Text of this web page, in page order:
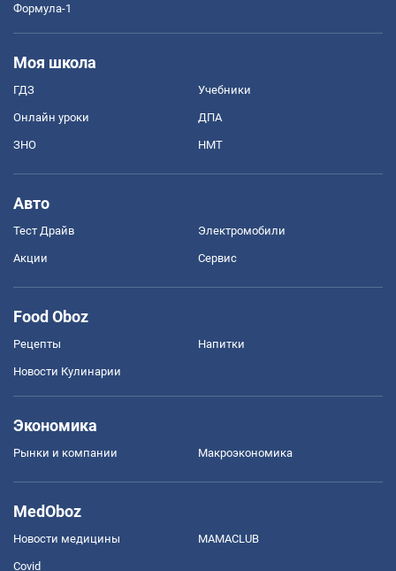
Формула-1
Моя школа
ГДЗ Учебники
Онлайн уроки ДПА
ЗНО НМТ
Авто
Тест Драйв Электромобили
Акции Сервис
Food Oboz
Рецепты Напитки
Новости Кулинарии
Экономика
Рынки и компании Mакроэкономика
MedOboz
Новости медицины MAMACLUB
Covid